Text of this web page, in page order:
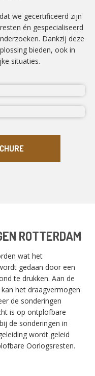
we gecertificeerd zijn
én gespecialiseerd
Dankzij deze
bieden, ook in
situaties.
ROTTERDAM
wat het
gedaan door een
te drukken. Aan de
het draagvermogen
de sonderingen
is op ontplofbare
de sonderingen in
wordt geleid
Oorlogsresten.